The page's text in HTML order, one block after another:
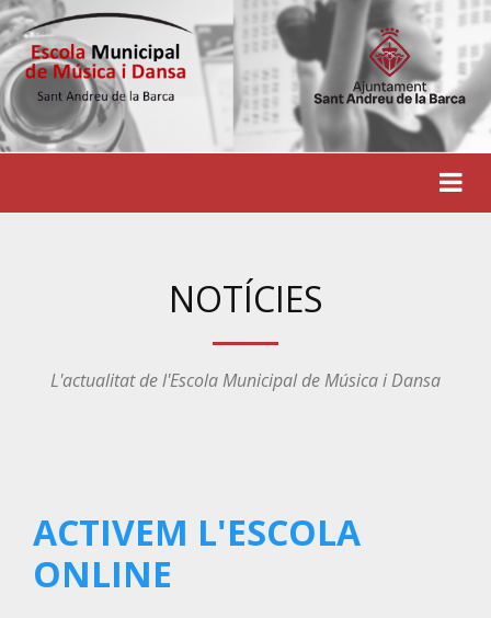
NOTÍCIES
L'actualitat de l'Escola Municipal de Música i Dansa
ACTIVEM L'ESCOLA
ONLINE